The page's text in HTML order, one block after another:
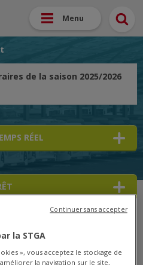
Menu
de la saison 2025/2026
RÉEL
la STGA
», vous acceptez le stockage de
la navigation sur le site,
Continuer sans accepter